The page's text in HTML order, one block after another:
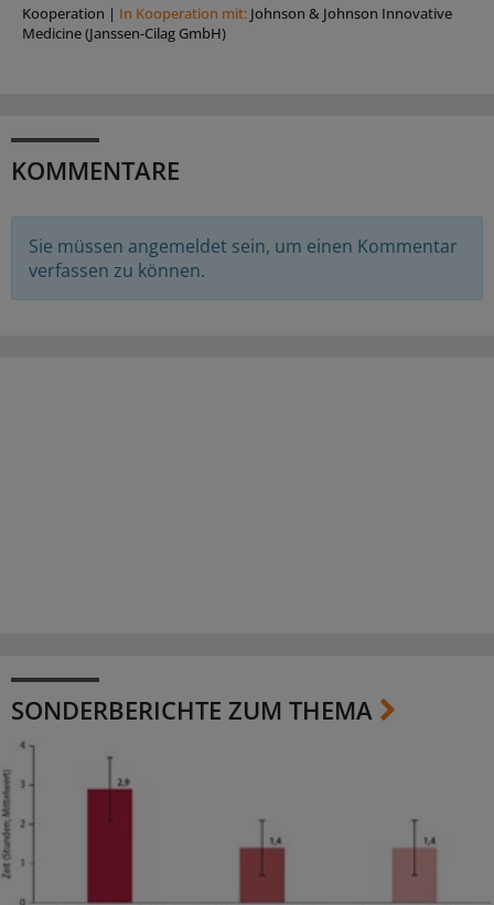
Kooperation | In Kooperation mit: Johnson & Johnson Innovative
Medicine (Janssen-Cilag GmbH)
KOMMENTARE
Sie müssen angemeldet sein, um einen Kommentar
verfassen zu können.
SONDERBERICHTE ZUM THEMA